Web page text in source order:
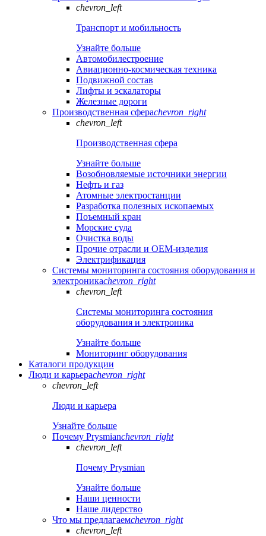
chevron_left
Транспорт и мобильность
Узнайте больше
Автомобилестроение
Авиационно-космическая техника
Подвижной состав
Лифты и эскалаторы
Железные дороги
Производственная сфераchevron_right
chevron_left
Производственная сфера
Узнайте больше
Возобновляемые источники энергии
Нефть и газ
Атомные электростанции
Разработка полезных ископаемых
Поъемный кран
Морские суда
Очистка воды
Прочие отрасли и OEM-изделия
Электрификация
Системы мониторинга состояния оборудования и
электроникаchevron_right
chevron_left
Системы мониторинга состояния
оборудования и электроника
Узнайте больше
Мониторинг оборудования
Каталоги продукции
Люди и карьераchevron_right
chevron_left
Люди и карьера
Узнайте больше
Почему Prysmianchevron_right
chevron_left
Почему Prysmian
Узнайте больше
Наши ценности
Наше лидерство
Что мы предлагаемchevron_right
chevron_left